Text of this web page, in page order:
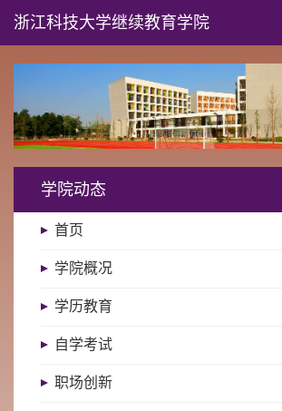
浙江科技大学继续教育学院
学院动态
首页
学院概况
学历教育
自学考试
职场创新